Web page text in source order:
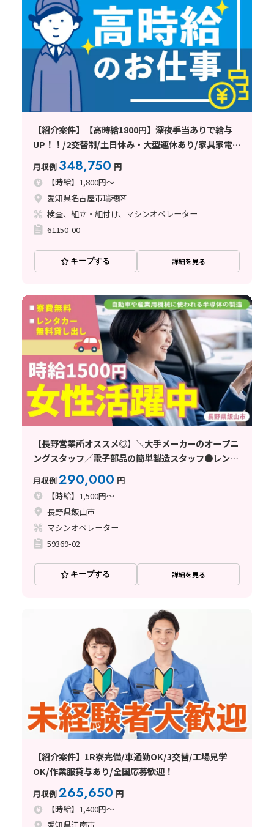
【紹介案件】【高時給1800円】深夜手当ありで給与
UP！！/2交替制/土日休み・大型連休あり/家具家電付
きの1R寮完備
月収例 348,750 円
【時給】1,800円～
愛知県名古屋市瑞穂区
検査、組立・組付け、マシンオペレーター
61150-00
キープする 詳細を見る
【長野営業所オススメ◎】＼大手メーカーのオープニ
ングスタッフ／電子部品の簡単製造スタッフ●レンタ
カー無料貸出●50代活躍中！●長野県飯山市
月収例290,000 円
【時給】1,500円～
長野県飯山市
マシンオペレーター
59369-02
キープする 詳細を見る
【紹介案件】1R寮完備/車通勤OK/3交替/工場見学
OK/作業服貸与あり/全国応募歓迎！
月収例265,650 円
【時給】1,400円～